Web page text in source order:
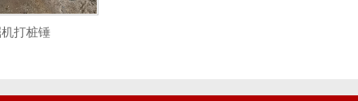
打桩锤